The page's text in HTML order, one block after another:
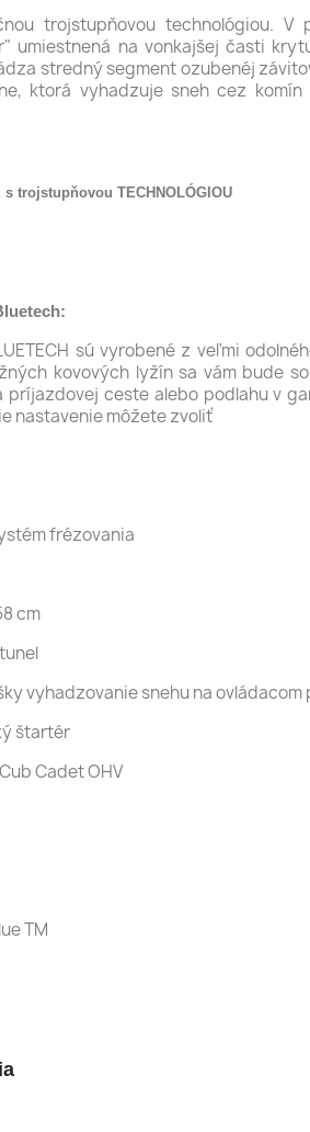
trojstupňovou technológiou.
umiestnená na vonkajšej časti
stredný segment ozubenéj
ktorá vyhadzuje sneh cez komín
s trojstupňovou TECHNOLÓGIOU
sú vyrobené z veľmi
kovových lyžín sa vám bude
ceste alebo podlahu v
nastavenie môžete zvoliť
frézovania
cm
vyhadzovanie snehu na ovládacom
štartér
Cadet OHV
TM